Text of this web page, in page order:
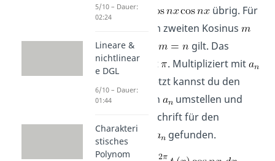
Integral von
übrig. Für
haben wir im zweiten Kosinus
eingesetzt, da
gilt. Das
Integral ergibt
. Multipliziert mit
. Jetzt kannst du den
Ausdruck nach
umstellen und
hast eine Vorschrift für den
Koeffizienten
gefunden.
5/10 – Dauer:
02:24
Lineare &
nichtlinear
e DGL
6/10 – Dauer:
01:44
Charakteri
stisches
Polynom